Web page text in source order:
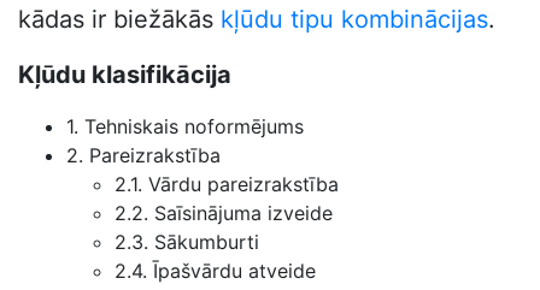
kādas ir biežākās kļūdu tipu kombinācijas.
Kļūdu klasifikācija
1. Tehniskais noformējums
2. Pareizrakstība
2.1. Vārdu pareizrakstība
2.2. Saīsinājuma izveide
2.3. Sākumburti
2.4. Īpašvārdu atveide